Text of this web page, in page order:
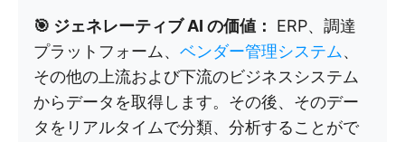
🎯 ジェネレーティブ AI の価値：
ERP、調達
プラットフォーム、 ベンダー管理システム、
その他の上流および下流のビジネスシステム
からデータを取得します。その後、そのデー
タをリアルタイムで分類、分析することがで